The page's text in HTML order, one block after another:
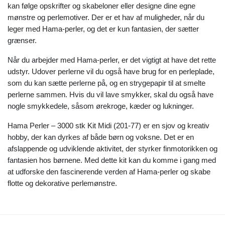
kan følge opskrifter og skabeloner eller designe dine egne
mønstre og perlemotiver. Der er et hav af muligheder, når du
leger med Hama-perler, og det er kun fantasien, der sætter
grænser.
Når du arbejder med Hama-perler, er det vigtigt at have det rette
udstyr. Udover perlerne vil du også have brug for en perleplade,
som du kan sætte perlerne på, og en strygepapir til at smelte
perlerne sammen. Hvis du vil lave smykker, skal du også have
nogle smykkedele, såsom ørekroge, kæder og lukninger.
Hama Perler – 3000 stk Kit Midi (201-77) er en sjov og kreativ
hobby, der kan dyrkes af både børn og voksne. Det er en
afslappende og udviklende aktivitet, der styrker finmotorikken og
fantasien hos børnene. Med dette kit kan du komme i gang med
at udforske den fascinerende verden af Hama-perler og skabe
flotte og dekorative perlemønstre.